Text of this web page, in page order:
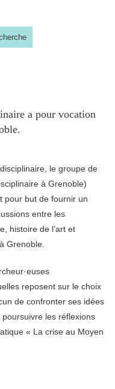
a pour vocation
le groupe de
à Grenoble)
pour but de fournir un
entre les
histoire de l’art et
Grenoble.
reposent sur le choix
de confronter ses idées
les réflexions
« La crise au Moyen